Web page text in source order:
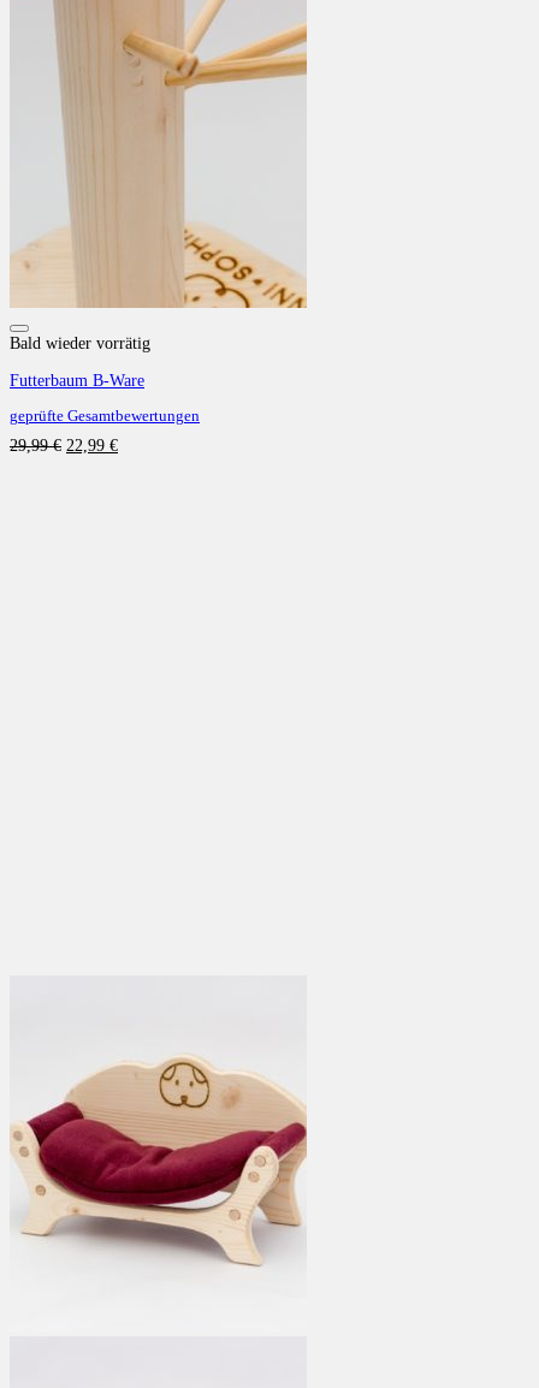
Bald wieder vorrätig
Futterbaum B-Ware
geprüfte Gesamtbewertungen
29,99€ Ursprünglicher
22,99 €Aktueller